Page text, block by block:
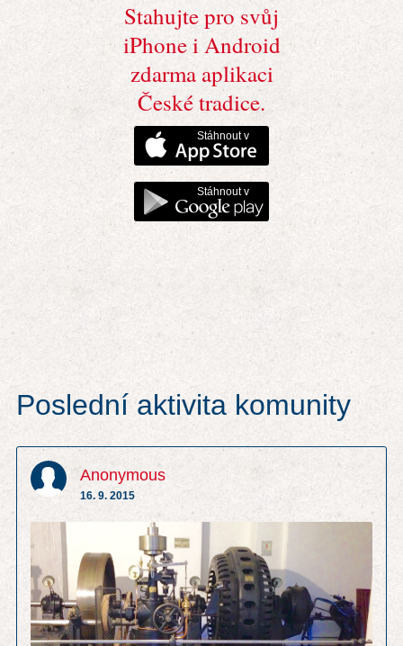
Stahujte pro svůj
iPhone i Android
zdarma aplikaci
České tradice.
Stáhnout v
Stáhnout v
Poslední aktivita komunity
Anonymous
16. 9. 2015